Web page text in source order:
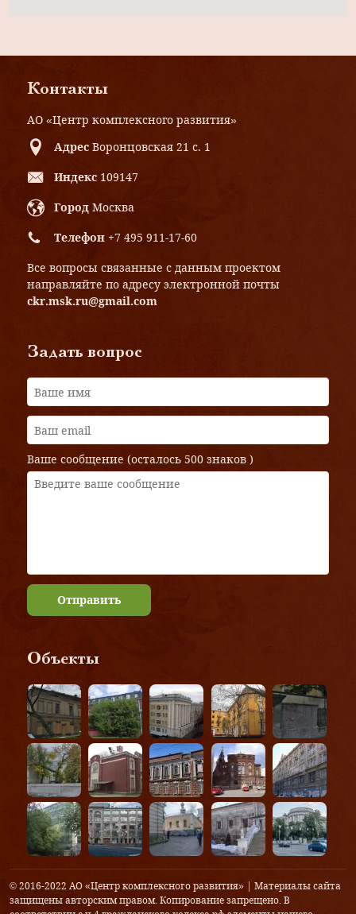
Контакты
АО «Центр комплексного развития»
Адрес Воронцовская 21 с. 1
Индекс 109147
Город Москва
Телефон +7 495 911-17-60
Все вопросы связанные с данным проектом
направляйте по адресу электронной почты
ckr.msk.ru@gmail.com
Задать вопрос
Ваше сообщение (осталось 500 знаков )
Отправить
Объекты
© 2016-2022 АО «Центр комплексного развития» | Материалы сайта
защищены авторским правом. Копирование запрещено. В